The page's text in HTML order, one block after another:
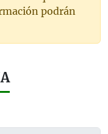
podrán